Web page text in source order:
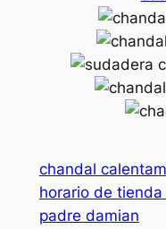
chandal
horario de
padre damian